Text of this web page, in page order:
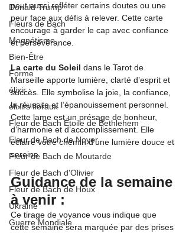
Donald Trump
Fleurs de Bach
Magnétisme
Bien-Être
Forme
élixir
élixirs floraux
Fleur de Bach Étoile de Bethlehem
Fleur de Bach de Noyer
Fleur de Bach de Moutarde
Fleur de Bach d'Olivier
Fleur de Bach de Houx
Ukraine
Guerre Mondiale
peut aussi refléter certains doutes ou une
peur face aux défis à relever. Cette carte
encourage à garder le cap avec confiance
et persévérance.
La carte du Soleil dans le Tarot de
Marseille apporte lumière, clarté d’esprit et
succès. Elle symbolise la joie, la confiance,
la réussite et l’épanouissement personnel.
Cette lame est un présage de bonheur,
d’harmonie et d’accomplissement. Elle
éclaire votre chemin d'une lumière douce et
sereine.
Guidance de la semaine
à venir :
Ce tirage de voyance vous indique que
cette semaine sera marquée par des prises